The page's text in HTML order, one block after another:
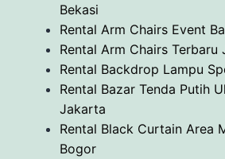
Bekasi
Rental Arm Chairs Event
Rental Arm Chairs Terbaru
Rental Backdrop Lampu
Rental Bazar Tenda Putih
Jakarta
Rental Black Curtain Area
Bogor